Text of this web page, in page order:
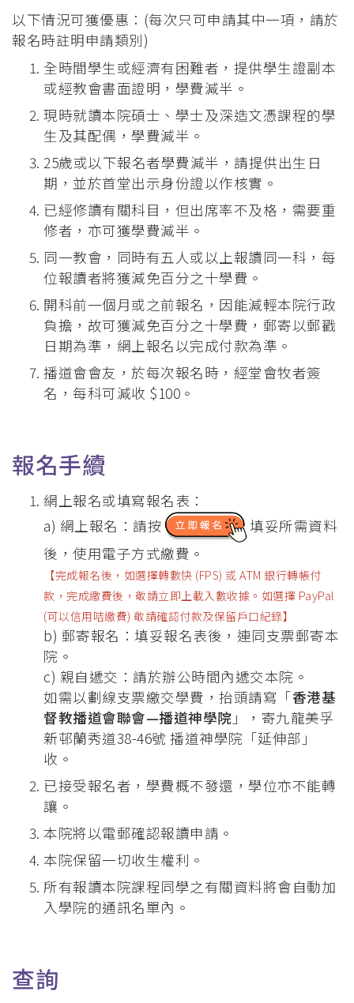
以下情況可獲優惠：(每次只可申請其中一項，請於
報名時註明申請類別)
全時間學生或經濟有困難者，提供學生證副本
或經教會書面證明，學費減半。
現時就讀本院碩士、學士及深造文憑課程的學
生及其配偶，學費減半。
25歲或以下報名者學費減半，請提供出生日
期，並於首堂出示身份證以作核實。
已經修讀有關科目，但出席率不及格，需要重
修者，亦可獲學費減半。
同一教會，同時有五人或以上報讀同一科，每
位報讀者將獲減免百分之十學費。
開科前一個月或之前報名，因能減輕本院行政
負擔，故可獲減免百分之十學費，郵寄以郵戳
日期為準，網上報名以完成付款為準。
播道會會友，於每次報名時，經堂會牧者簽
名，每科可減收 $100。
報名手續
網上報名或填寫報名表：
a) 網上報名：請按
填妥所需資料
後，使用電子方式繳費。
【完成報名後，如選擇轉數快 (FPS) 或 ATM 銀行轉帳付
款，完成繳費後，敬請立即上載入數收據。如選擇 PayPal
(可以信用咭繳費) 敬請確認付款及保留戶口紀錄】
b) 郵寄報名：填妥報名表後，連同支票郵寄本
院。
c) 親自遞交：請於辦公時間內遞交本院。
如需以劃線支票繳交學費，抬頭請寫「香港基
督教播道會聯會—播道神學院 」，寄九龍美孚
新邨蘭秀道38-46號 播道神學院「延伸部」
收。
已接受報名者，學費概不發還，學位亦不能轉
讓。
本院將以電郵確認報讀申請。
本院保留一切收生權利。
所有報讀本院課程同學之有關資料將會自動加
入學院的通訊名單內。
查詢